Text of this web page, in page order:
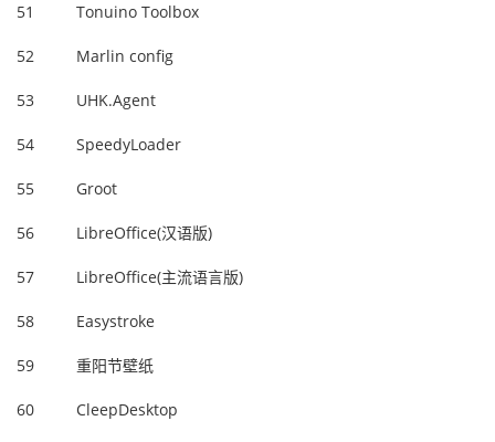
51 Tonuino Toolbox
52 Marlin config
53 UHK.Agent
54 SpeedyLoader
55 Groot
56 LibreOffice(汉语版)
57 LibreOffice(主流语言版)
58 Easystroke
59 重阳节壁纸
60 CleepDesktop